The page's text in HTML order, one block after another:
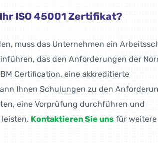
ISO 45001 Zertifikat?
muss das Unternehmen ein
das den Anforderungen der
Certification, eine akkreditierte
Ihnen Schulungen zu den
eine Vorprüfung durchführen und
Kontaktieren Sie uns für weitere